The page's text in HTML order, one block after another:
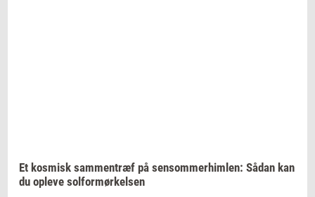
Et kos­misk sam­men­træf på sen­som­mer­him­len: Sådan kan
du op­le­ve sol­for­mør­kel­sen